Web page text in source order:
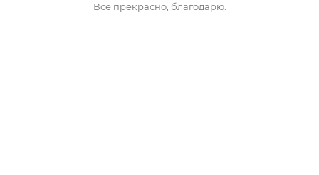
Все прекрасно, благодарю.